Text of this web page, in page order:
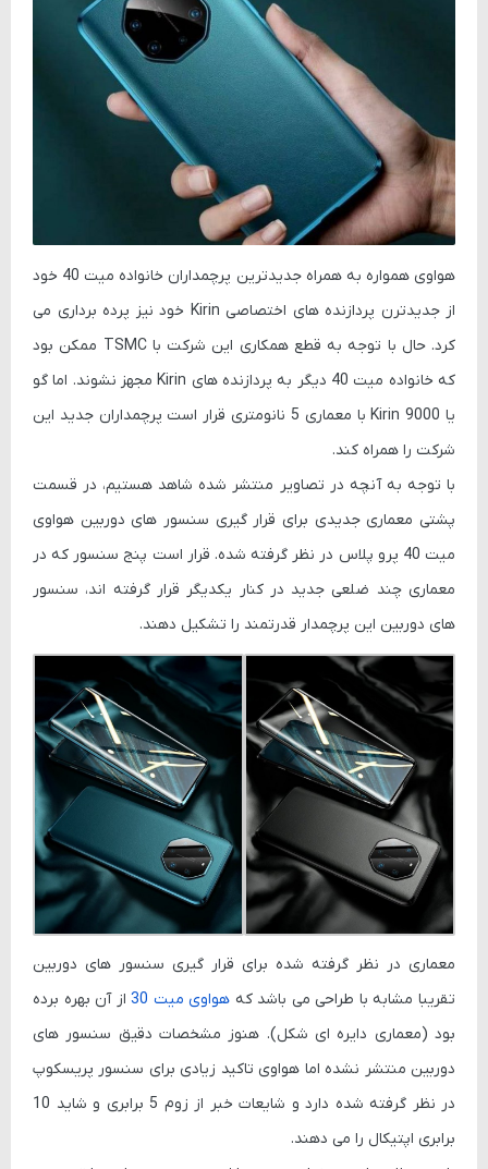
هواوی همواره به همراه جدیدترین پرچمداران خانواده میت 40 خود
از جدیدترن پردازنده های اختصاصی Kirin خود نیز پرده برداری می
کرد. حال با توجه به قطع همکاری این شرکت با TSMC ممکن بود
که خانواده میت 40 دیگر به پردازنده های Kirin مجهز نشوند. اما گو
یا Kirin 9000 با معماری 5 نانومتری قرار است پرچمداران جدید این
شرکت را همراه کند.
با توجه به آنچه در تصاویر منتشر شده شاهد هستیم، در قسمت
پشتی معماری جدیدی برای قرار گیری سنسور های دوربین هواوی
میت 40 پرو پلاس در نظر گرفته شده. قرار است پنج سنسور که در
معماری چند ضلعی جدید در کنار یکدیگر قرار گرفته اند، سنسور
های دوربین این پرچمدار قدرتمند را تشکیل دهند.
معماری در نظر گرفته شده برای قرار گیری سنسور های دوربین
تقریبا مشابه با طراحی می باشد که هواوی میت 30
از آن بهره برده
بود (معماری دایره ای شکل). هنوز مشخصات دقیق سنسور های
دوربین منتشر نشده اما هواوی تاکید زیادی برای سنسور پریسکوپ
در نظر گرفته شده دارد و شایعات خبر از زوم 5 برابری و شاید 10
برابری اپتیکال را می دهند.